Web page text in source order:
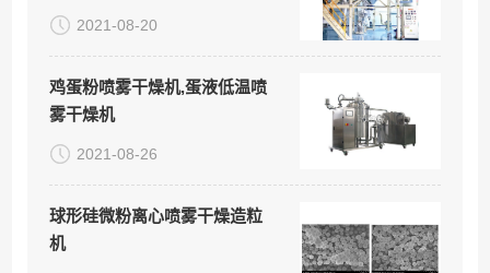
2021-08-20
鸡蛋粉喷雾干燥机,蛋液低温喷
雾干燥机
2021-08-26
球形硅微粉离心喷雾干燥造粒
机